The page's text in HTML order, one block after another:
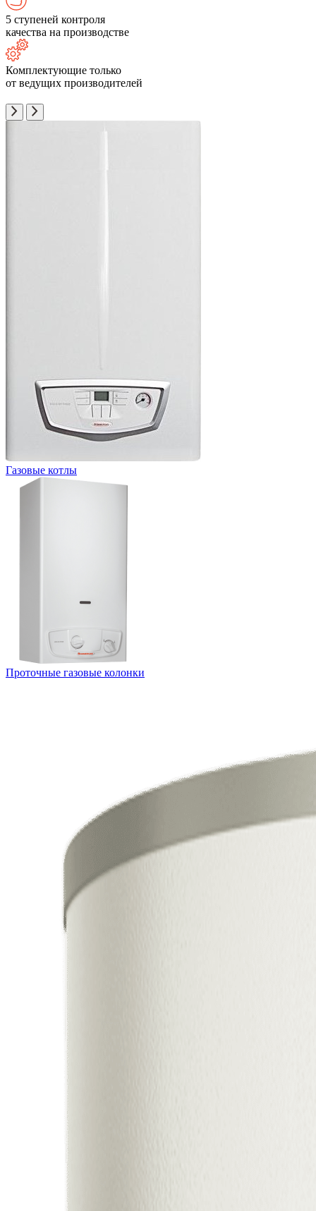
5 ступеней контроля
качества на производстве
Комплектующие только
от ведущих производителей
Газовые котлы
Проточные газовые колонки